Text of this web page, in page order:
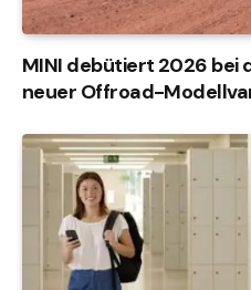
MINI debütiert 2026 bei
neuer Offroad-